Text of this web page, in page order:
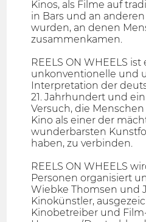
Kinos, als Filme auf
in Bars und an
wurden, an denen
zusammenkamen.
REELS ON WHEELS ist
unkonventionelle und
Interpretation der
21. Jahrhundert und
Versuch, die
Kino als einer der
wunderbarsten
haben, zu verbinden.
REELS ON WHEELS
Personen organisiert
Wiebke Thomsen und
Kinokünstler,
Kinobetreiber und